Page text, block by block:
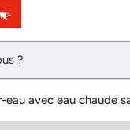
eau avec eau chaude